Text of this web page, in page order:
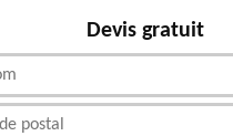
Devis gratuit